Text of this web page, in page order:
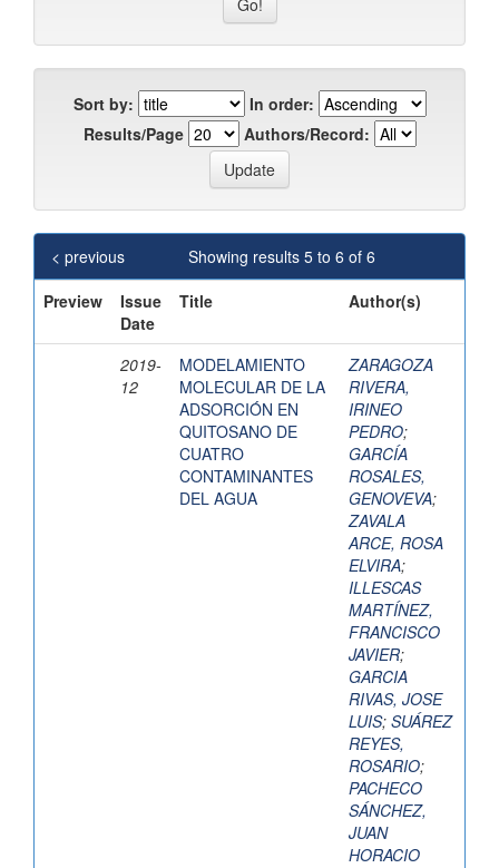
Sort by:
In order:
Results/Page
Authors/Record:
Showing results 5 to 6 of 6
< previous
Preview
Issue
Date
Title Author(s)
2019-
12
MODELAMIENTO
MOLECULAR DE LA
ADSORCIÓN EN
QUITOSANO DE
CUATRO
CONTAMINANTES
DEL AGUA
ZARAGOZA
RIVERA,
IRINEO
PEDRO;
GARCÍA
ROSALES,
GENOVEVA;
ZAVALA
ARCE, ROSA
ELVIRA;
ILLESCAS
MARTÍNEZ,
FRANCISCO
JAVIER;
GARCIA
RIVAS, JOSE
LUIS; SUÁREZ
REYES,
ROSARIO;
PACHECO
SÁNCHEZ,
JUAN
HORACIO